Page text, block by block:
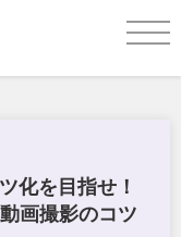
化を目指せ！
画撮影のコツ